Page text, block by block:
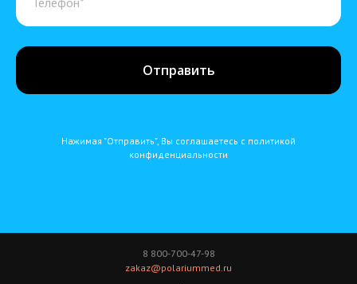
Отправить
Нажимая "Отправить", Вы соглашаетесь с политикой
конфиденциальности
8 800-700-47-98
zakaz@polariummed.ru